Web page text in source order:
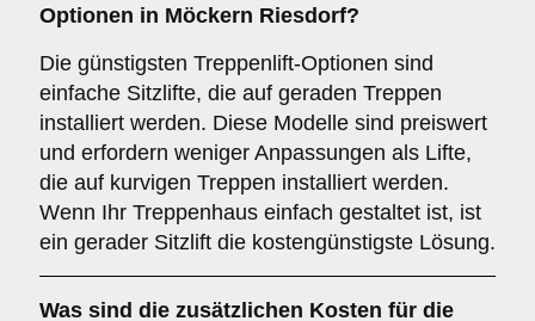
Optionen in Möckern Riesdorf?
Die günstigsten Treppenlift-Optionen sind
einfache Sitzlifte, die auf geraden Treppen
installiert werden. Diese Modelle sind preiswert
und erfordern weniger Anpassungen als Lifte,
die auf kurvigen Treppen installiert werden.
Wenn Ihr Treppenhaus einfach gestaltet ist, ist
ein gerader Sitzlift die kostengünstigste Lösung.
Was sind die zusätzlichen Kosten für die